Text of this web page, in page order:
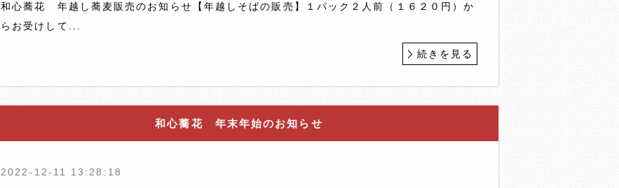
和心蕎花 年越し蕎麦販売のお知らせ【年越しそばの販売】１パック２人前（１６２０円）か
らお受けして...
続きを見る
和心蕎花 年末年始のお知らせ
2022-12-11 13:28:18